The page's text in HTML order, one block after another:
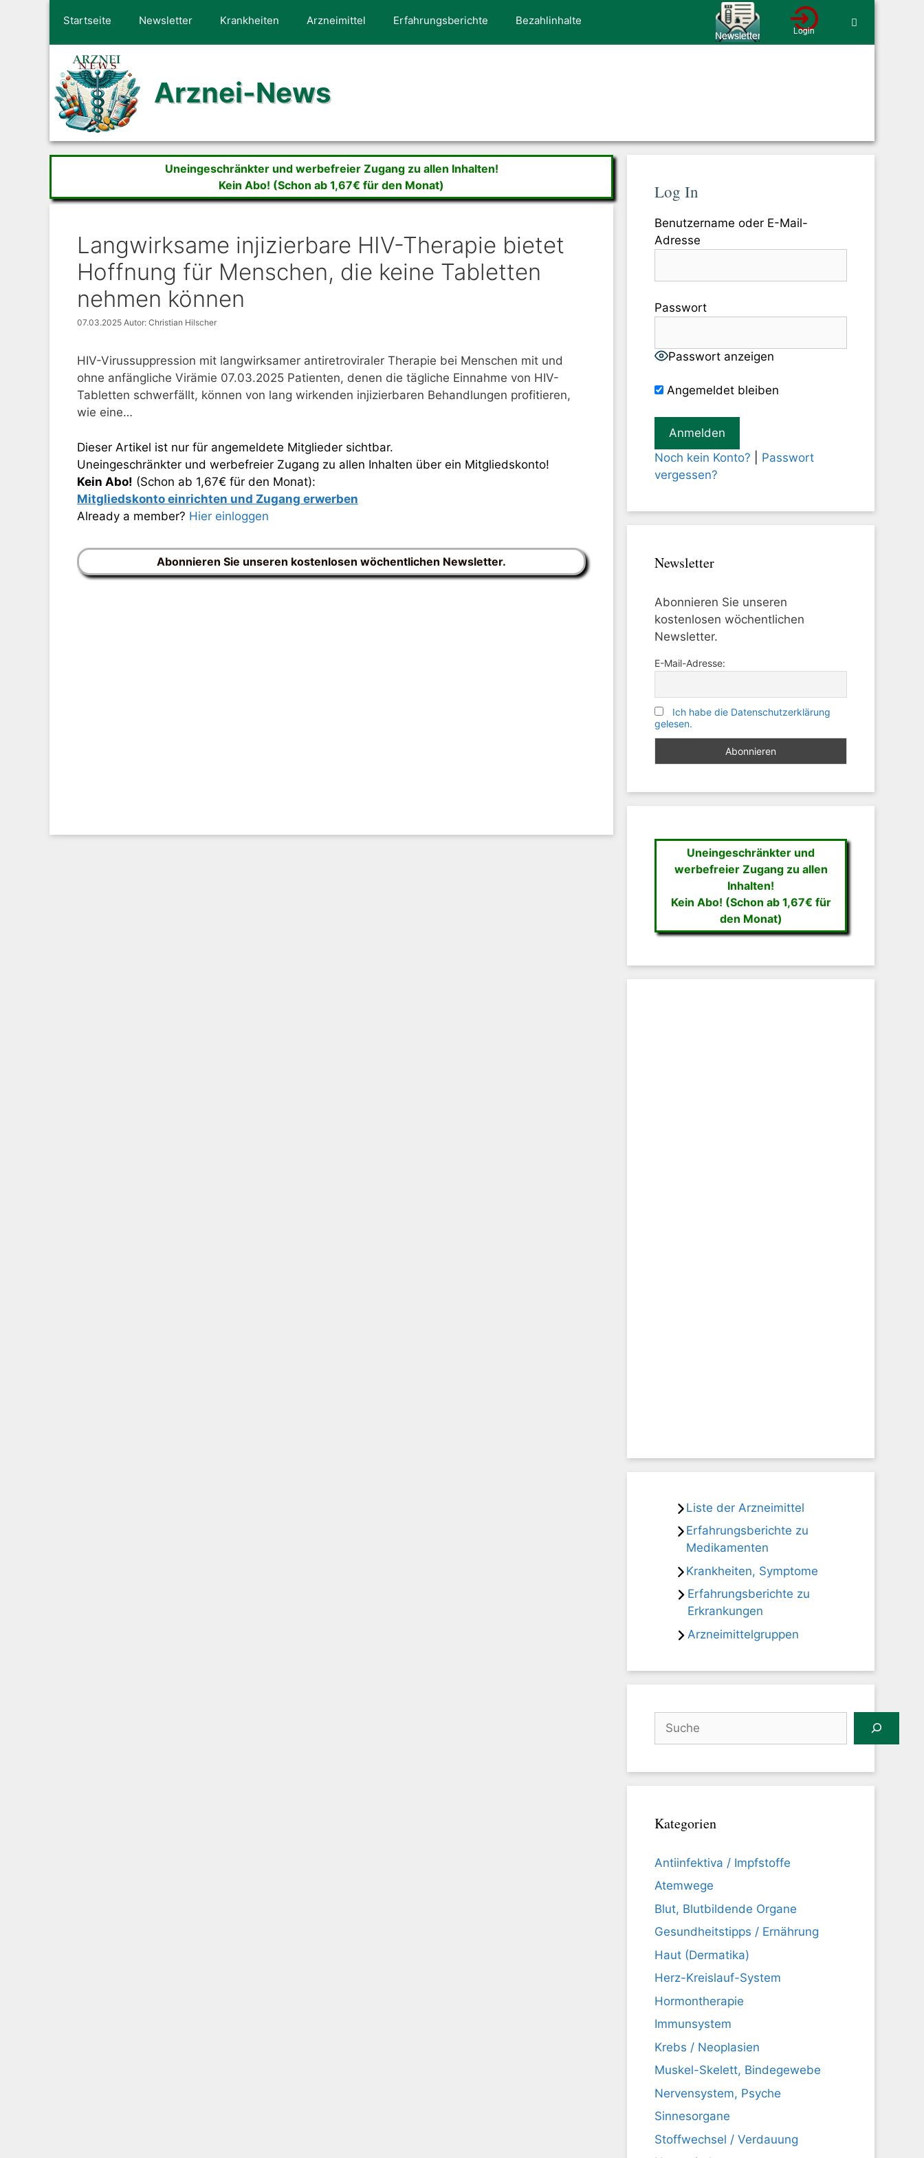
Startseite Newsletter Krankheiten Arzneimittel Erfahrungsberichte Bezahlinhalte
Arznei-News
Uneingeschränkter und werbefreier Zugang zu allen Inhalten!
Kein Abo! (Schon ab 1,67€ für den Monat)
Langwirksame injizierbare HIV-Therapie bietet
Hoffnung für Menschen, die keine Tabletten
nehmen können
07.03.2025 Autor: Christian Hilscher
HIV-Virussuppression mit langwirksamer antiretroviraler Therapie bei Menschen mit und
ohne anfängliche Virämie 07.03.2025 Patienten, denen die tägliche Einnahme von HIV-
Tabletten schwerfällt, können von lang wirkenden injizierbaren Behandlungen profitieren,
wie eine…
Dieser Artikel ist nur für angemeldete Mitglieder sichtbar.
Uneingeschränkter und werbefreier Zugang zu allen Inhalten über ein Mitgliedskonto!
Kein Abo! (Schon ab 1,67€ für den Monat):
Mitgliedskonto einrichten und Zugang erwerben
Already a member? Hier einloggen
Abonnieren Sie unseren kostenlosen wöchentlichen Newsletter.
Log In
Benutzername oder E-Mail-
Adresse
Passwort
Passwort anzeigen
Angemeldet bleiben
Noch kein Konto?
Passwort
vergessen?
Newsletter
Abonnieren Sie unseren
kostenlosen wöchentlichen
Newsletter.
E-Mail-Adresse:
Ich habe die Datenschutzerklärung
gelesen.
Uneingeschränkter und
werbefreier Zugang zu allen
Inhalten!
Kein Abo! (Schon ab 1,67€ für
den Monat)
Liste der Arzneimittel
Erfahrungsberichte zu
Medikamenten
Krankheiten, Symptome
Erfahrungsberichte zu
Erkrankungen
Arzneimittelgruppen
Kategorien
Antiinfektiva / Impfstoffe
Atemwege
Blut, Blutbildende Organe
Gesundheitstipps / Ernährung
Haut (Dermatika)
Herz-Kreislauf-System
Hormontherapie
Immunsystem
Krebs / Neoplasien
Muskel-Skelett, Bindegewebe
Nervensystem, Psyche
Sinnesorgane
Stoffwechsel / Verdauung